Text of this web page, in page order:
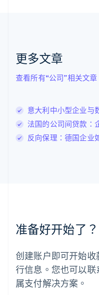
更多文章
查看所有“公司”相关文章
意大利中小型企业与
法国的公司间贷款：
反向保理：德国企业
准备好开始了？
创建账户即可开始
行信息。您也可以
属支付解决方案。
English
English
卢森堡
罗马尼亚
English
挪威
葡萄牙
Português English
日本
日本語English
瑞典